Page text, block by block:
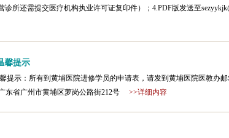
诊所还需提交医疗机构执业许可证复印件）；4.PDF版发送至
馨提示
提示：所有到黄埔医院进修学员的申请表，请发到黄埔医院医教办邮
东省广州市黄埔区萝岗公路街212号 >>详细内容